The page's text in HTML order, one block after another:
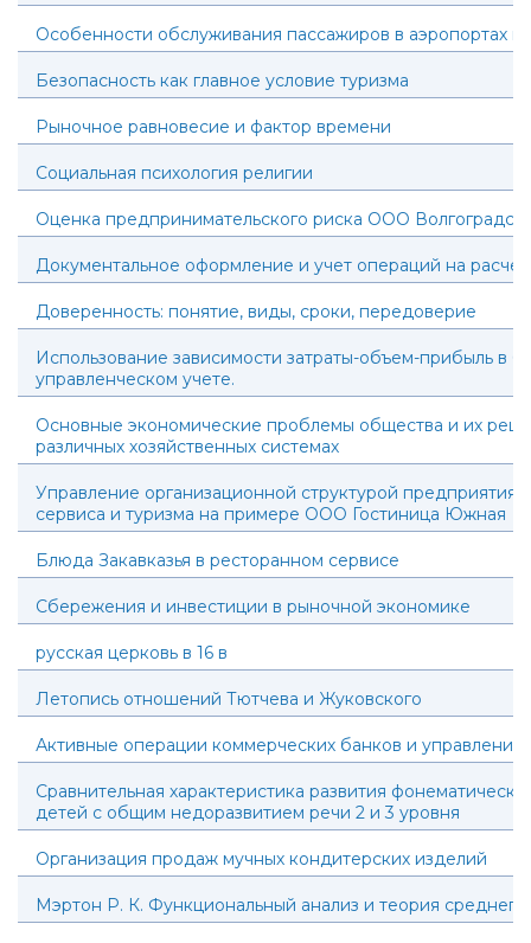
Особенности обслуживания пассажиров в аэропортах и
Безопасность как главное условие туризма
Рыночное равновесие и фактор времени
Социальная психология религии
Оценка предпринимательского риска ООО
Документальное оформление и учет операций на
Доверенность: понятие, виды, сроки, передоверие
Использование зависимости затраты-объем-прибыль в
управленческом учете.
Основные экономические проблемы общества и их
различных хозяйственных системах
Управление организационной структурой предприятия
сервиса и туризма на примере ООО Гостиница Южная
Блюда Закавказья в ресторанном сервисе
Сбережения и инвестиции в рыночной экономике
русская церковь в 16 в
Летопись отношений Тютчева и Жуковского
Активные операции коммерческих банков и управление
Сравнительная характеристика развития
детей с общим недоразвитием речи 2 и 3 уровня
Организация продаж мучных кондитерских изделий
Мэртон Р. К. Функциональный анализ и теория среднего